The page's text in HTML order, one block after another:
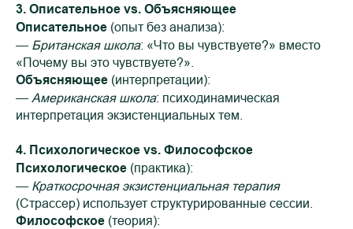
3. Описательное vs. Объясняющее
Описательное (опыт без анализа):
— Британская школа: «Что вы чувствуете?» вместо
«Почему вы это чувствуете?».
Объясняющее (интерпретации):
— Американская школа: психодинамическая
интерпретация экзистенциальных тем.
4. Психологическое vs. Философское
Психологическое (практика):
— Краткосрочная экзистенциальная терапия
(Страссер) использует структурированные сессии.
Философское (теория):